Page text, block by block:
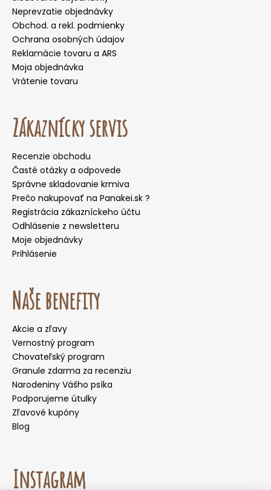
Neprevzatie objednávky
Obchod. a rekl. podmienky
Ochrana osobných údajov
Reklamácie tovaru a ARS
Moja objednávka
Vrátenie tovaru
Zákaznícky servis
Recenzie obchodu
Časté otázky a odpovede
Správne skladovanie krmiva
Prečo nakupovať na Panakei.sk ?
Registrácia zákazníckeho účtu
Odhlásenie z newsletteru
Moje objednávky
Prihlásenie
Naše benefity
Akcie a zľavy
Vernostný program
Chovateľský program
Granule zdarma za recenziu
Narodeniny Vášho psíka
Podporujeme útulky
Zľavové kupóny
Blog
Instagram